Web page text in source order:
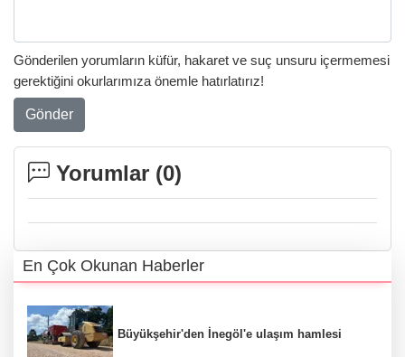
Gönderilen yorumların küfür, hakaret ve suç unsuru içermemesi
gerektiğini okurlarımıza önemle hatırlatırız!
Gönder
Yorumlar (0)
En Çok Okunan Haberler
Büyükşehir'den İnegöl'e ulaşım hamlesi